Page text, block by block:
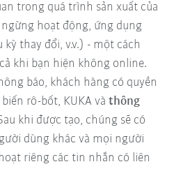
trong quá trình sản xuất của
hoạt động, ứng dụng
thay đổi, v.v.) - một cách
khi bạn hiện không online.
báo, khách hàng có quyền
biến rô-bốt, KUKA vàthông
khi được tạo, chúng sẽ có
dùng khác và mọi người
riêng các tin nhắn có liên